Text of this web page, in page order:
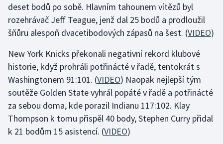
Ragby
Rychlobruslení
Rychlostní kanoistika
Short track
Sportovní střelba
Stolní tenis
deset bodů po sobě. Hlavním tahounem vítězů byl
rozehrávač Jeff Teague, jenž dal 25 bodů a prodloužil
šňůru alespoň dvacetibodových zápasů na šest. (VIDEO)
New York Knicks překonali negativní rekord klubové
historie, když prohráli potřinácté v řadě, tentokrát s
Washingtonem 91:101. (VIDEO) Naopak nejlepší tým
soutěže Golden State vyhrál popáté v řadě a potřinácté
za sebou doma, kde porazil Indianu 117:102. Klay
Thompson k tomu přispěl 40 body, Stephen Curry přidal
k 21 bodům 15 asistencí. (VIDEO)